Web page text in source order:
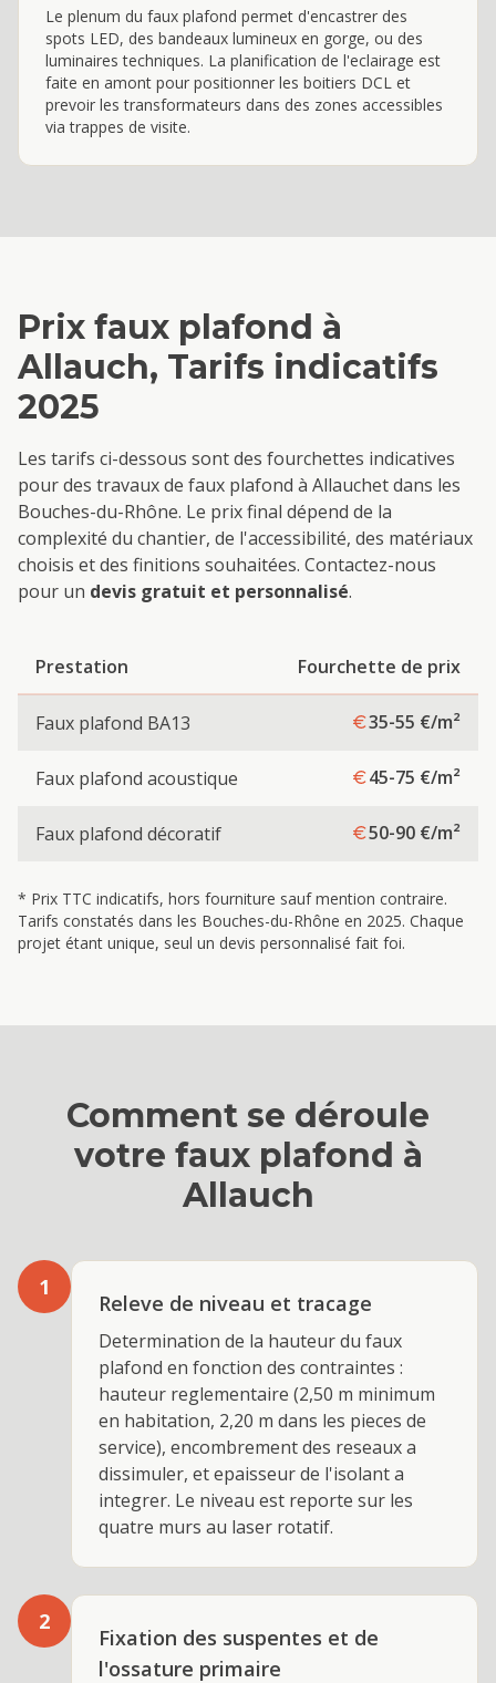
Le plenum du faux plafond permet d'encastrer des
spots LED, des bandeaux lumineux en gorge, ou des
luminaires techniques. La planification de l'eclairage est
faite en amont pour positionner les boitiers DCL et
prevoir les transformateurs dans des zones accessibles
via trappes de visite.
Prix faux plafond à
Allauch, Tarifs indicatifs
2025
Les tarifs ci-dessous sont des fourchettes indicatives
pour des travaux de faux plafond à Allauchet dans les
Bouches-du-Rhône. Le prix final dépend de la
complexité du chantier, de l'accessibilité, des matériaux
choisis et des finitions souhaitées. Contactez-nous
pour un devis gratuit et personnalisé.
Prestation Fourchette de prix
Faux plafond BA13 35-55 €/m²
Faux plafond acoustique 45-75 €/m²
Faux plafond décoratif 50-90 €/m²
* Prix TTC indicatifs, hors fourniture sauf mention contraire.
Tarifs constatés dans les Bouches-du-Rhône en 2025. Chaque
projet étant unique, seul un devis personnalisé fait foi.
Comment se déroule
votre faux plafond à
Allauch
1
Releve de niveau et tracage
Determination de la hauteur du faux
plafond en fonction des contraintes :
hauteur reglementaire (2,50 m minimum
en habitation, 2,20 m dans les pieces de
service), encombrement des reseaux a
dissimuler, et epaisseur de l'isolant a
integrer. Le niveau est reporte sur les
quatre murs au laser rotatif.
2
Fixation des suspentes et de
l'ossature primaire